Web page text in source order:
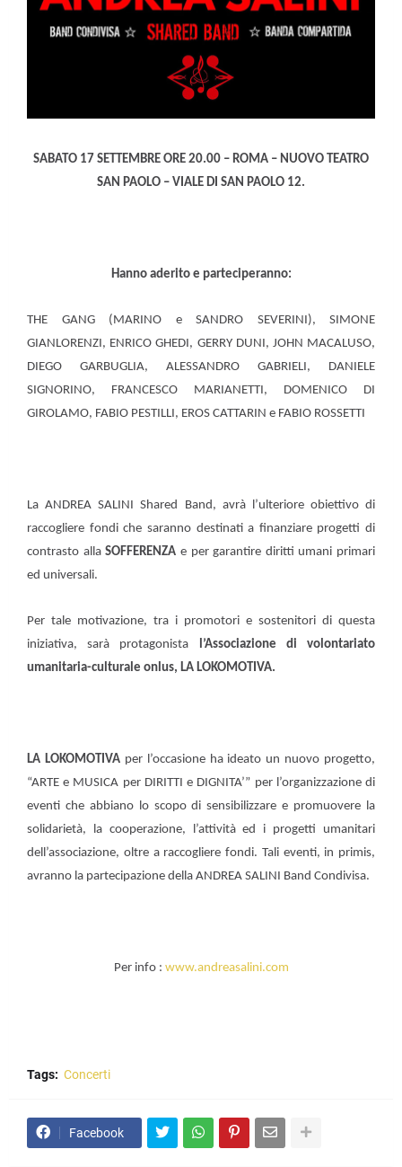
SABATO 17 SETTEMBRE ORE 20.00 – ROMA – NUOVO TEATRO
SAN PAOLO – VIALE DI SAN PAOLO 12.
Hanno aderito e parteciperanno:
THE GANG (MARINO e SANDRO SEVERINI), SIMONE
GIANLORENZI, ENRICO GHEDI, GERRY DUNI, JOHN MACALUSO,
DIEGO GARBUGLIA, ALESSANDRO GABRIELI, DANIELE
SIGNORINO, FRANCESCO MARIANETTI, DOMENICO DI
GIROLAMO, FABIO PESTILLI, EROS CATTARIN e FABIO ROSSETTI
La ANDREA SALINI Shared Band, avrà l’ulteriore obiettivo di
raccogliere fondi che saranno destinati a finanziare progetti di
contrasto allaSOFFERENZA e per garantire diritti umani primari
ed universali.
Per tale motivazione, tra i promotori e sostenitori di questa
iniziativa, sarà protagonista
l’Associazione di volontariato
umanitaria-culturale onlus, LA LOKOMOTIVA.
LA LOKOMOTIVAper l’occasione ha ideato un nuovo progetto,
“ARTE e MUSICA per DIRITTI e DIGNITA’” per l’organizzazione di
eventi che abbiano lo scopo di sensibilizzare e promuovere la
solidarietà, la cooperazione, l’attività ed i progetti umanitari
dell’associazione, oltre a raccogliere fondi. Tali eventi, in primis,
avranno la partecipazione della ANDREA SALINI Band Condivisa.
Per info : www.andreasalini.com
Tags: Concerti
Facebook